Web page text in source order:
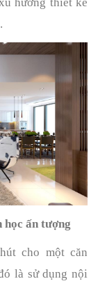
ấn tượng
cho một căn
là sử dụng nội